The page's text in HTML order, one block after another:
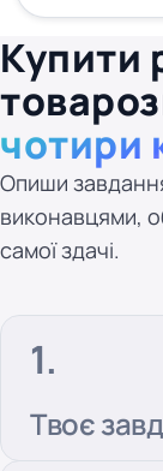
Купити
чотири
Опиши
виконавцями,
самої здачі.
Твоє